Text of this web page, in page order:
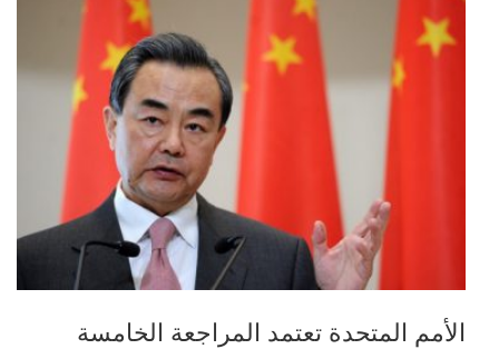
الأمم المتحدة تعتمد المراجعة الخامسة